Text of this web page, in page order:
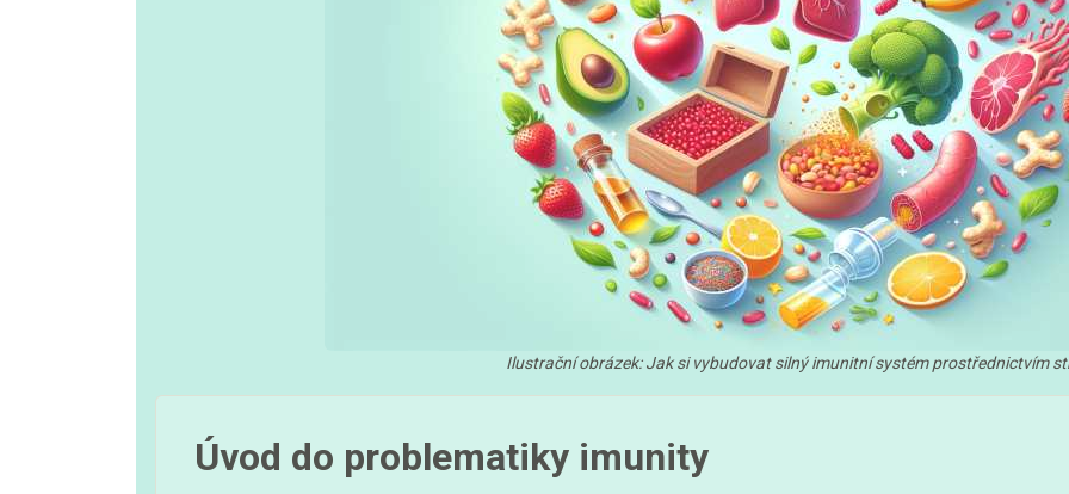
Ilustrační obrázek: Jak si vybudovat silný imunitní systém prostřednictvím
Úvod do problematiky imunity